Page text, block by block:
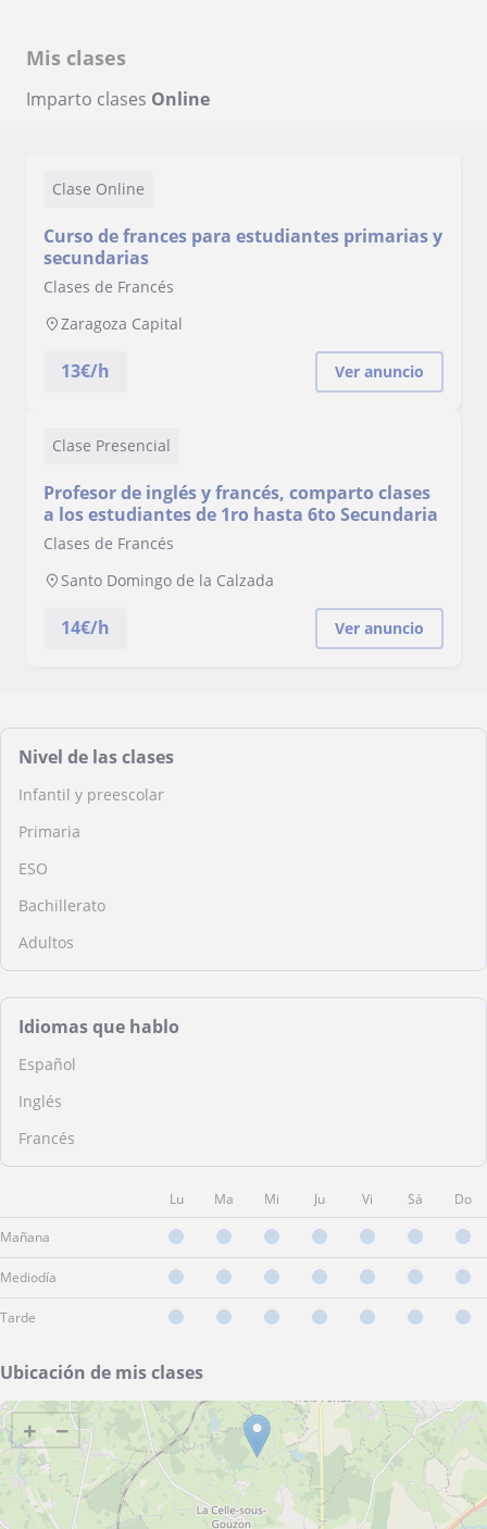
Mis clases
Imparto clases Online
Clase Online
Curso de frances para estudiantes primarias y
secundarias
Clases de Francés
Zaragoza Capital
13€/h Ver anuncio
Clase Presencial
Profesor de inglés y francés, comparto clases
a los estudiantes de 1ro hasta 6to Secundaria
Clases de Francés
Santo Domingo de la Calzada
14€/h Ver anuncio
Nivel de las clases
Infantil y preescolar
Primaria
ESO
Bachillerato
Adultos
Idiomas que hablo
Español
Inglés
Francés
Lu Ma Mi Ju Vi Sá Do
Mañana
Mediodía
Tarde
Ubicación de mis clases
+ −